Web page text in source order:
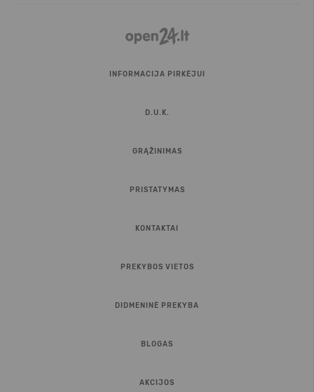
INFORMACIJA PIRKĖJUI
D.U.K.
GRĄŽINIMAS
PRISTATYMAS
KONTAKTAI
PREKYBOS VIETOS
DIDMENINĖ PREKYBA
BLOGAS
AKCIJOS